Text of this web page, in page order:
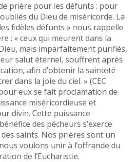
prière pour les défunts : pour
du Dieu de miséricorde. La
fidèles défunts » nous rappelle
: « ceux qui meurent dans la
mais imparfaitement purifiés,
salut éternel, souffrent après
afin d’obtenir la sainteté
dans la joie du ciel. » (CEC
eux se fait proclamation de
miséricordieuse et
divin. Cette puissance
des pécheurs s’exerce
saints. Nos prières sont un
voulons unir à l’offrande du
de l’Eucharistie.